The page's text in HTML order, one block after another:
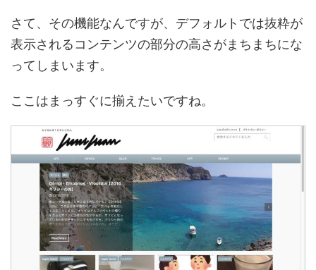
さて、その機能なんですが、デフォルトでは抜粋が
表示されるコンテンツの部分の高さがまちまちにな
ってしまいます。
ここはまっすぐに揃えたいですね。